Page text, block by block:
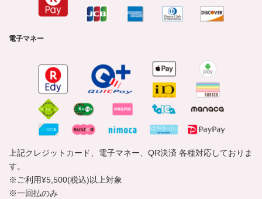
電子マネー
上記クレジットカード、電子マネー、QR決済 各種対応しておりま
す。
※ご利用¥5,500(税込)以上対象
※一回払のみ